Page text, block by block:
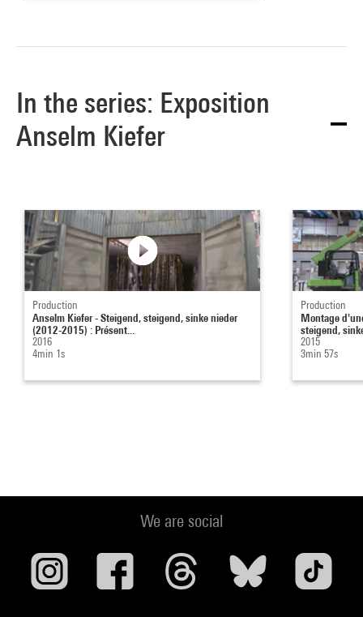
In the series: Exposition
Anselm Kiefer
Production
Anselm Kiefer - Steigend, steigend, sinke nieder
(2012-2015) : Présent...
2016
4min 1s
Production
Montage
steigend,
2015
3min 57s
We are social